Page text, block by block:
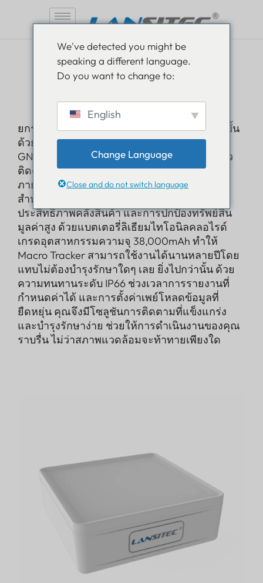
โลราวัน
ตัวติดตามแมโคร
ยกระดับการตรวจสอบสินทรัพย์ระยะยาวไปอีกขั้น
ด้วย Lansitec Macro Tracker สร้างขึ้นบนระบบ
GNSS,
บลูทูธ 5.0, และเทคโนโลยี LoRaWAN
ตัว
ติดตามนี้โดดเด่นทั้งในด้านการระบุตำแหน่งทั้ง
ภายในและภายนอกอาคาร จึงเหมาะอย่างยิ่ง
สำหรับการจัดการยานพาหนะ การเพิ่ม
ประสิทธิภาพคลังสินค้า และการปกป้องทรัพย์สิน
มูลค่าสูง ด้วยแบตเตอรี่ลิเธียมไทโอนิลคลอไรด์
เกรดอุตสาหกรรมความจุ 38,000mAh ทำให้
Macro Tracker สามารถใช้งานได้นานหลายปีโดย
แทบไม่ต้องบำรุงรักษาใดๆ เลย ยิ่งไปกว่านั้น ด้วย
ความทนทานระดับ IP66 ช่วงเวลาการรายงานที่
กำหนดค่าได้ และการตั้งค่าเพย์โหลดข้อมูลที่
ยืดหยุ่น คุณจึงมีโซลูชันการติดตามที่แข็งแกร่ง
และบำรุงรักษาง่าย ช่วยให้การดำเนินงานของคุณ
ราบรื่น ไม่ว่าสภาพแวดล้อมจะท้าทายเพียงใด
We've detected you might be
speaking a different language.
Do you want to change to:
English
Change Language
Close and do not switch language